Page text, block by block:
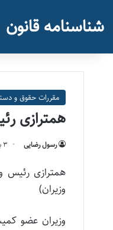
شناسنامه قانون
مقررات حقوق و
همترازی
رسول رضایی ۳ بهمن‌ماه ۱۴۰۱
وزیران)